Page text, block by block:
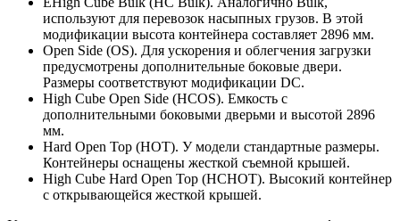
используют для перевозок насыпных грузов. В этой
модификации высота контейнера составляет 2896 мм.
Open Side (OS). Для ускорения и облегчения загрузки
предусмотрены дополнительные боковые двери.
Размеры соответствуют модификации DC.
High Cube Open Side (HCOS). Емкость с
дополнительными боковыми дверьми и высотой 2896
мм.
Hard Open Top (HOT). У модели стандартные размеры.
Контейнеры оснащены жесткой съемной крышей.
High Cube Hard Open Top (HCHOT). Высокий контейнер
с открывающейся жесткой крышей.